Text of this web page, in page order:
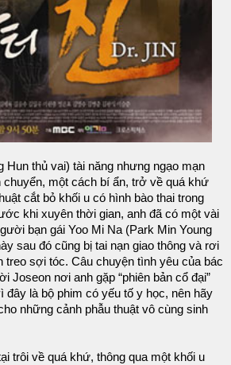
Hun thủ vai) tài năng nhưng ngạo mạn
chuyển, một cách bí ẩn, trở về quá khứ
cắt bỏ khối u có hình bào thai trong
khi xuyên thời gian, anh đã có một vài
bạn gái Yoo Mi Na (Park Min Young
sau đó cũng bị tai nạn giao thông và rơi
treo sợi tóc. Câu chuyện tình yêu của bác
Joseon nơi anh gặp “phiên bản cổ đại”
đây là bộ phim có yếu tố y học, nên hãy
những cảnh phẫu thuật vô cùng sinh
trôi về quá khứ, thông qua một khối u